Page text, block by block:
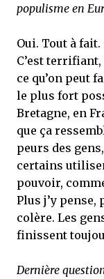
populisme en
Oui. Tout à
C’est
ce qu’on peut
le plus fort
Bretagne, en
que ça
peurs des
certains
pouvoir,
Plus j’y
colère. Les
finissent
Dernière